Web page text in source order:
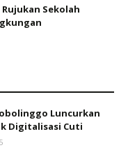
Sekolah
Luncurkan
Digitalisasi Cuti